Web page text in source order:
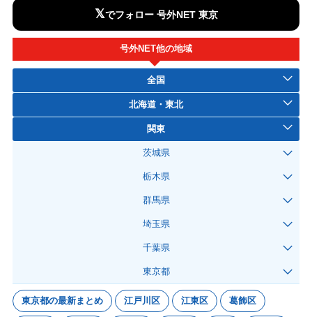
𝕏でフォロー 号外NET 東京
号外NET他の地域
全国
北海道・東北
関東
茨城県
栃木県
群馬県
埼玉県
千葉県
東京都
東京都の最新まとめ 江戸川区 江東区 葛飾区